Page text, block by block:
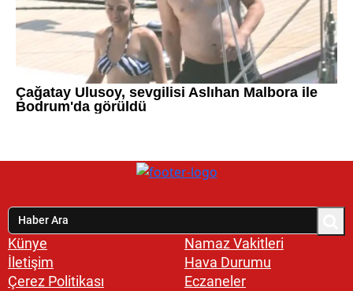
Künye
İletişim
Çerez Politikası
Namaz Vakitleri
Hava Durumu
Eczaneler